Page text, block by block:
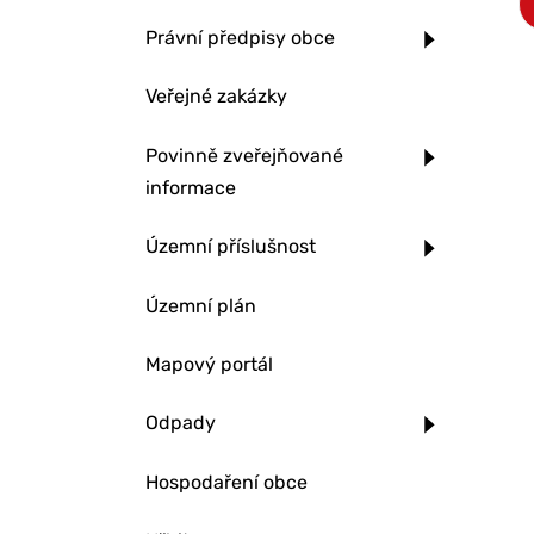
Právní předpisy obce
Veřejné zakázky
Povinně zveřejňované
informace
Územní příslušnost
Územní plán
Mapový portál
Odpady
Hospodaření obce